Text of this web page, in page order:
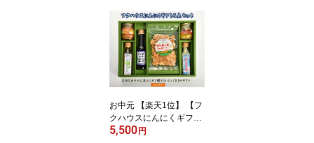
んにく油 ガーリックオイ
ル 発芽にんにく使用 エ
キストラバージンオリー
ブオイル使用 泉水耕農園
思いやりの丘フクハウス
お中元 【楽天1位】 【フ
クハウスにんにくギフト
セット】 にんにく調味料
5,500円